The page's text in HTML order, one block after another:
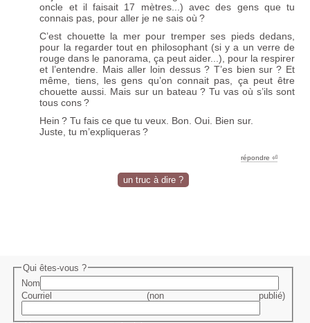
oncle et il faisait 17 mètres...) avec des gens que tu
connais pas, pour aller je ne sais où ?
C’est chouette la mer pour tremper ses pieds dedans,
pour la regarder tout en philosophant (si y a un verre de
rouge dans le panorama, ça peut aider...), pour la respirer
et l’entendre. Mais aller loin dessus ? T’es bien sur ? Et
même, tiens, les gens qu’on connait pas, ça peut être
chouette aussi. Mais sur un bateau ? Tu vas où s’ils sont
tous cons ?
Hein ? Tu fais ce que tu veux. Bon. Oui. Bien sur.
Juste, tu m’expliqueras ?
répondre ︎⏎
un truc à dire ?
Qui êtes-vous ?
Nom
Courriel (non publié)